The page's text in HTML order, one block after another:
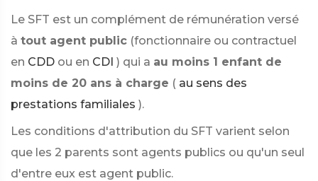
Le SFT est un complément de rémunération versé
à tout agent public (fonctionnaire ou contractuel
en CDD ou en CDI ) qui a au moins 1 enfant de
moins de 20 ans à charge ( au sens des
prestations familiales ).
Les conditions d'attribution du SFT varient selon
que les 2 parents sont agents publics ou qu'un seul
d'entre eux est agent public.